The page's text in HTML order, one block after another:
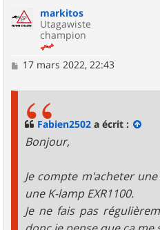
markitos
Utagawiste
champion
M17 mars 2022, 22:43
Fabien2502 a écrit :
Bonjour,
Je compte m'acheter
une K-lamp EXR1100.
Je ne fais pas